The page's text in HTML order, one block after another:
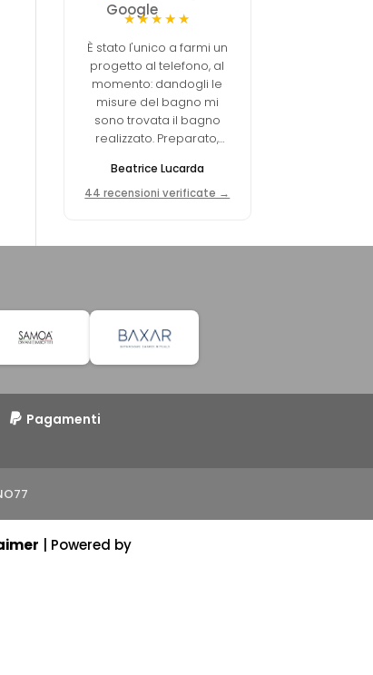
★★★★★
È stato l'unico a farmi un
progetto al telefono, al
momento: dandogli le
misure del bagno mi
sono trovata il bagno
realizzato. Preparato,
molto concorrenziale.
Beatrice Lucarda
44 recensioni verificate →
Pagamenti
| Powered by